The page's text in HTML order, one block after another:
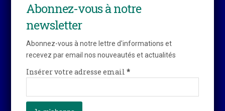
Abonnez-vous à notre
newsletter
Abonnez-vous à notre lettre d'informations et
recevez par email nos nouveautés et actualités
Insérer votre adresse email*